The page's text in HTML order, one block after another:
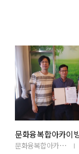
문화융복합아카이빙연구소